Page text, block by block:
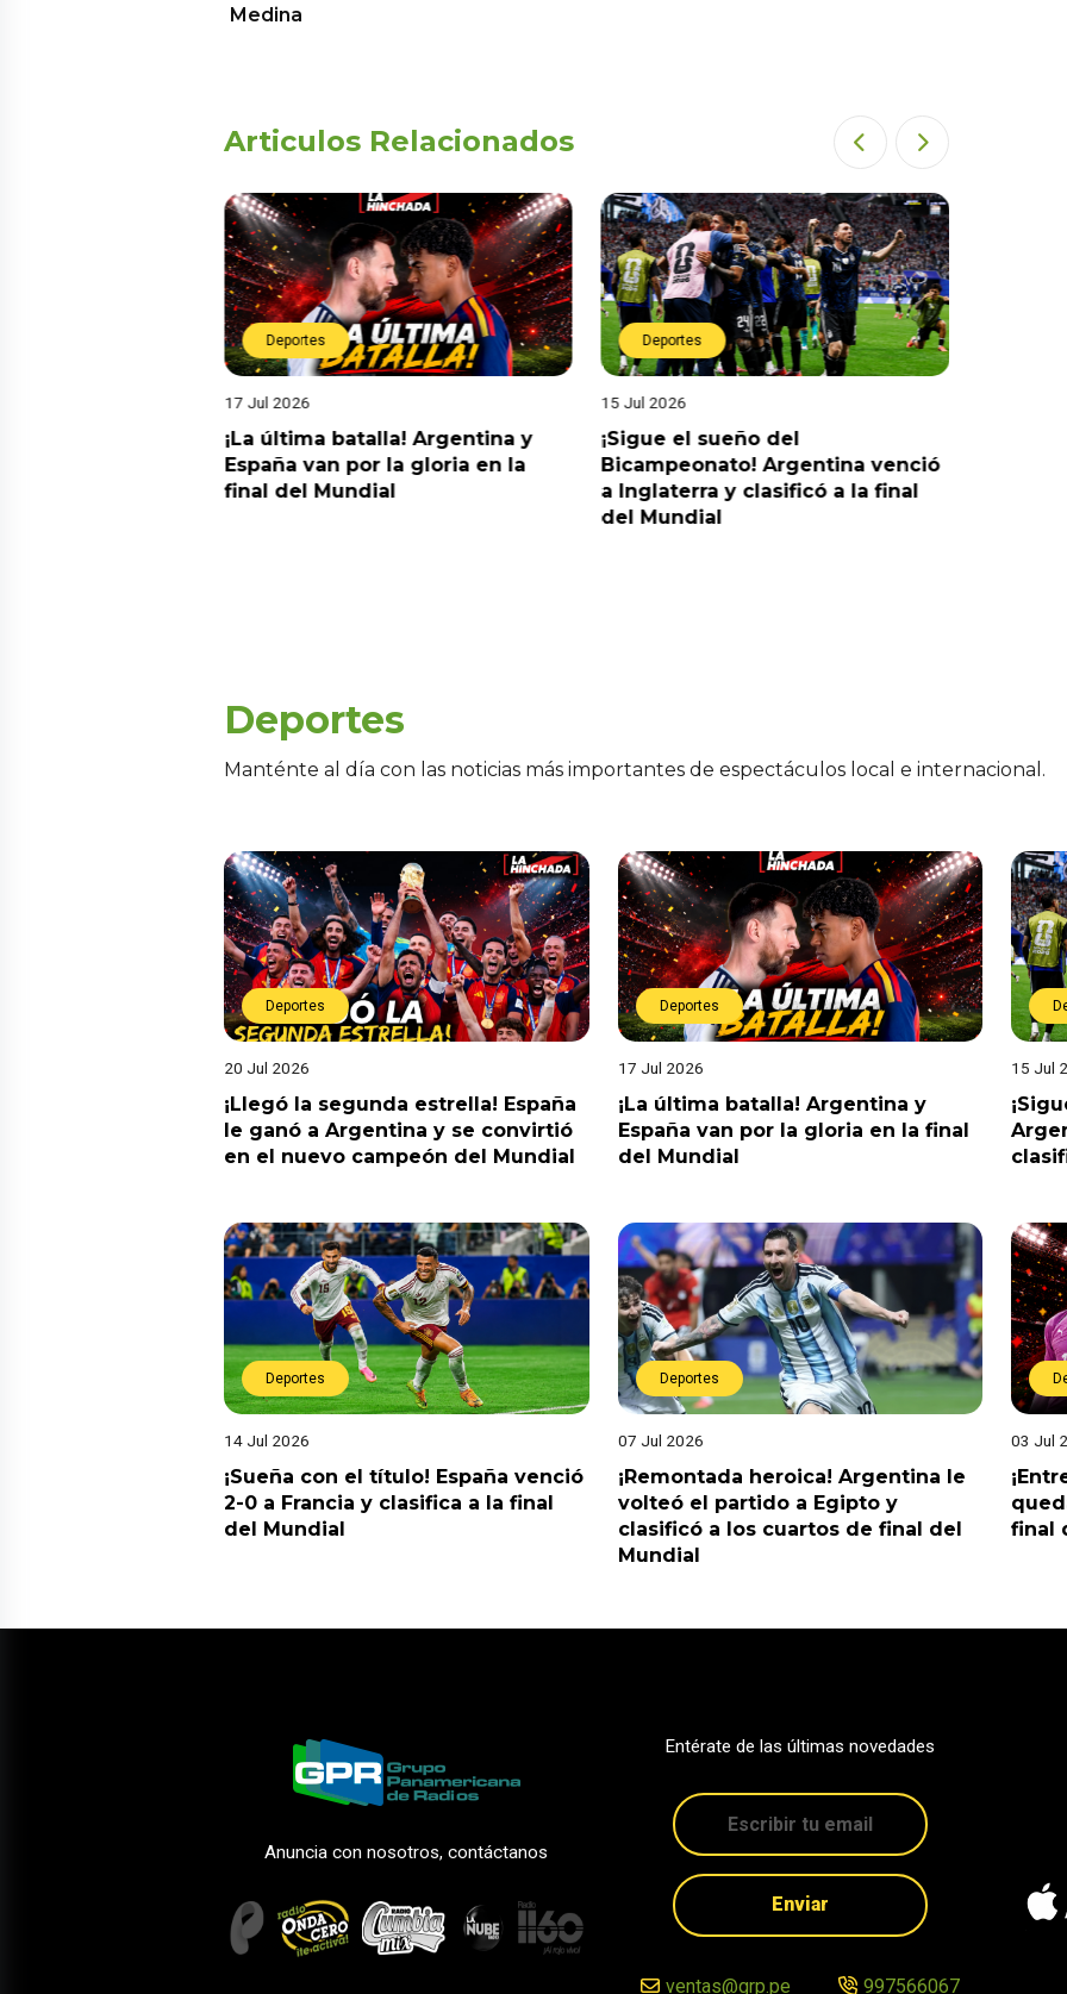
Medina
Articulos Relacionados
Deportes
17 Jul 2026
¡La última batalla! Argentina y
España van por la gloria en la
final del Mundial
Deportes
15 Jul 2026
¡Sigue el sueño del
Bicampeonato! Argentina venció
a Inglaterra y clasificó a la final
del Mundial
Deportes
Manténte al día con las noticias más importantes de espectáculos local e internacional.
Deportes
20 Jul 2026
¡Llegó la segunda estrella! España
le ganó a Argentina y se convirtió
en el nuevo campeón del Mundial
Deportes
17 Jul 2026
¡La última batalla! Argentina y
España van por la gloria en la final
del Mundial
15 Jul
Deportes
14 Jul 2026
¡Sueña con el título! España venció
2-0 a Francia y clasifica a la final
del Mundial
Deportes
07 Jul 2026
¡Remontada heroica! Argentina le
volteó el partido a Egipto y
clasificó a los cuartos de final del
Mundial
03 Jul
final
Anuncia con nosotros, contáctanos
Entérate de las últimas novedades
Enviar
ventas@grp.pe 997566067